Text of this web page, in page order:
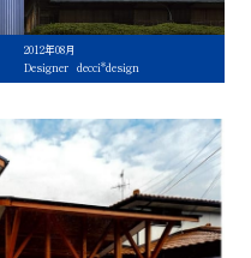
2012年08月
Designer decci*design